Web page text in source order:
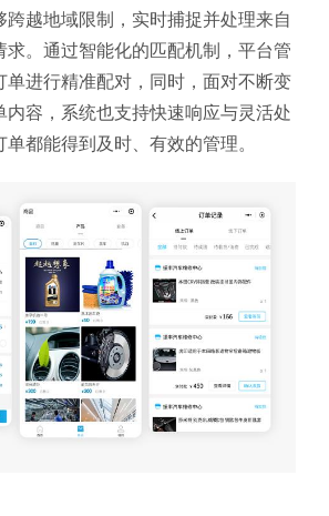
跨越地域限制，实时捕捉并处理来自
求。通过智能化的匹配机制，平台管
单进行精准配对，同时，面对不断变
内容，系统也支持快速响应与灵活处
都能得到及时、有效的管理。